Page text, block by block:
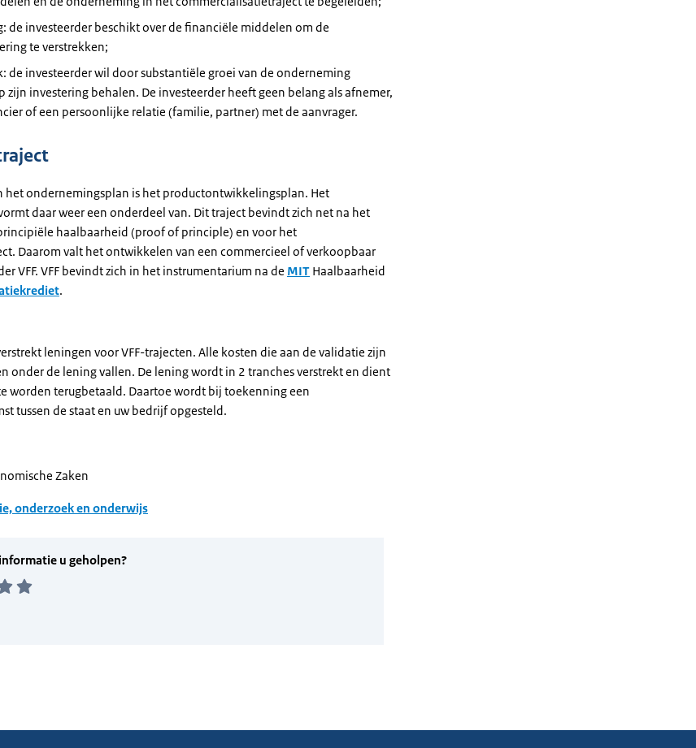
de investeerder beschikt over de financiële middelen om de
te verstrekken;
de investeerder wil door substantiële groei van de onderneming
zijn investering behalen. De investeerder heeft geen belang als afnemer,
of een persoonlijke relatie (familie, partner) met de aanvrager.
het ondernemingsplan is het productontwikkelingsplan. Het
daar weer een onderdeel van. Dit traject bevindt zich net na het
haalbaarheid (proof of principle) en voor het
Daarom valt het ontwikkelen van een commercieel of verkoopbaar
VFF. VFF bevindt zich in het instrumentarium na de MIT Haalbaarheid
.
leningen voor VFF-trajecten. Alle kosten die aan de validatie zijn
onder de lening vallen. De lening wordt in 2 tranches verstrekt en dient
worden terugbetaald. Daartoe wordt bij toekenning een
tussen de staat en uw bedrijf opgesteld.
Zaken
onderzoek en onderwijs